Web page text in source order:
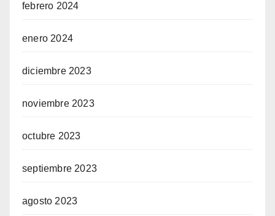
febrero 2024
enero 2024
diciembre 2023
noviembre 2023
octubre 2023
septiembre 2023
agosto 2023